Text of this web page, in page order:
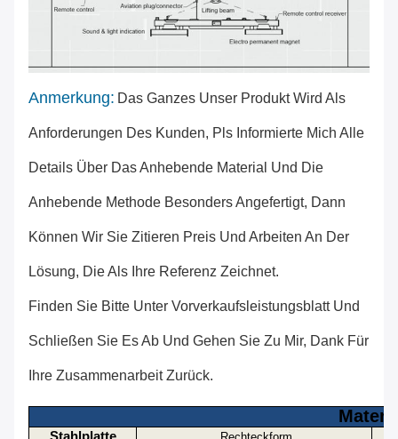
Anmerkung: Das Ganzes Unser Produkt Wird Als
Anforderungen Des Kunden, Pls Informierte Mich Alle
Details Über Das Anhebende Material Und Die
Anhebende Methode Besonders Angefertigt, Dann
Können Wir Sie Zitieren Preis Und Arbeiten An Der
Lösung, Die Als Ihre Referenz Zeichnet.
Finden Sie Bitte Unter Vorverkaufsleistungsblatt Und
Schließen Sie Es Ab Und Gehen Sie Zu Mir, Dank Für
Ihre Zusammenarbeit Zurück.